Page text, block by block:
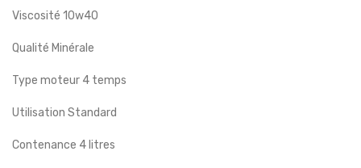
Viscosité 10w40
Qualité Minérale
Type moteur 4 temps
Utilisation Standard
Contenance 4 litres